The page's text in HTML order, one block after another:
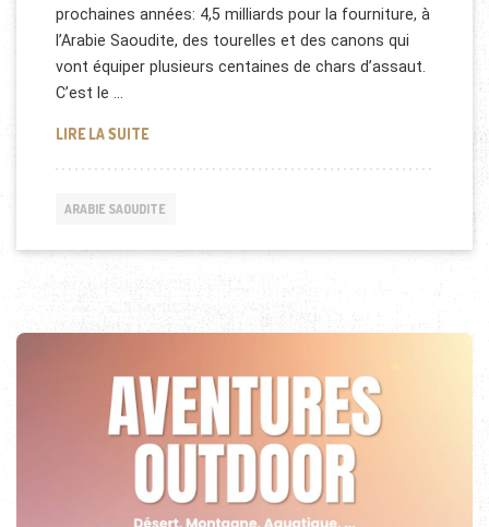
prochaines années: 4,5 milliards pour la fourniture, à
l’Arabie Saoudite, des tourelles et des canons qui
vont équiper plusieurs centaines de chars d’assaut.
C’est le …
LIRE LA SUITECONTRAT POUR COCKERILL MAINTENANCE EN
ARABIE SAOUDITE